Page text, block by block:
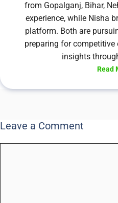
from Gopalganj, Bihar,
experience, while Nisha
platform. Both are
preparing for
insights
Read
Leave a Comment